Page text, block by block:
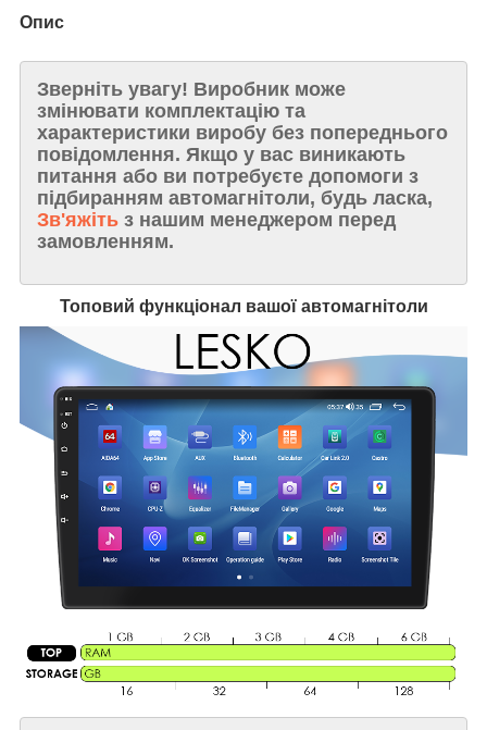
Опис
Зверніть увагу! Виробник може
змінювати комплектацію та
характеристики виробу без попереднього
повідомлення. Якщо у вас виникають
питання або ви потребуєте допомоги з
підбиранням автомагнітоли, будь ласка,
Зв'яжіть з нашим менеджером перед
замовленням.
Топовий функціонал вашої автомагнітоли